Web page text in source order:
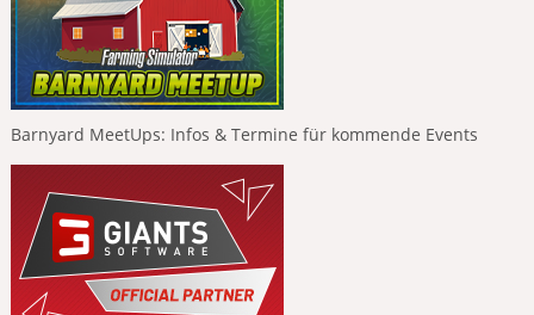
Barnyard MeetUps: Infos & Termine für kommende Events